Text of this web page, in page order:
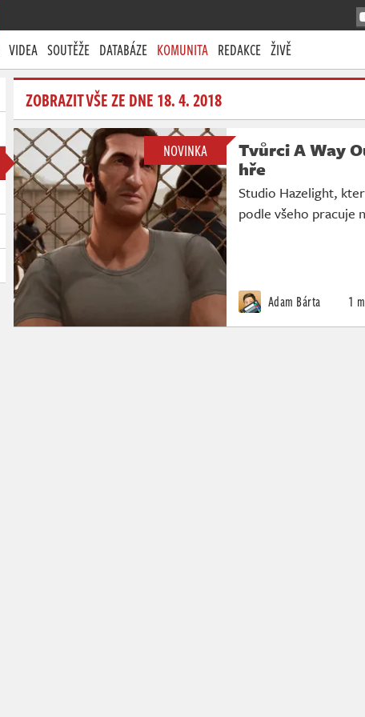
VIDEA SOUTĚŽE DATABÁZE KOMUNITA REDAKCE ŽIVĚ
ZOBRAZIT VŠE ZE DNE 18. 4. 2018
NOVINKA
Tvůrci A Way
hře
Studio Hazelight,
podle všeho pracuje
Adam Bárta 1